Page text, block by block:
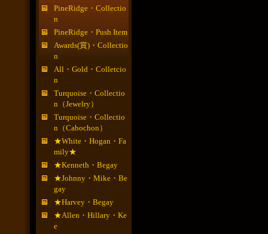
PineRidge・Collectio
n
PineRidge・Push Item
Awards(賞)・Collectio
n
All・Gold・Colletcio
n
Turquoise・Collectio
n（Jewelry）
Turquoise・Collectio
n（Cabochon）
★White・Hogan・Fa
mily★
★Kenneth・Begay
★Johnny・Mike・Be
gay
★Harvey・Begay
★Allen・Hillary・Ke
e